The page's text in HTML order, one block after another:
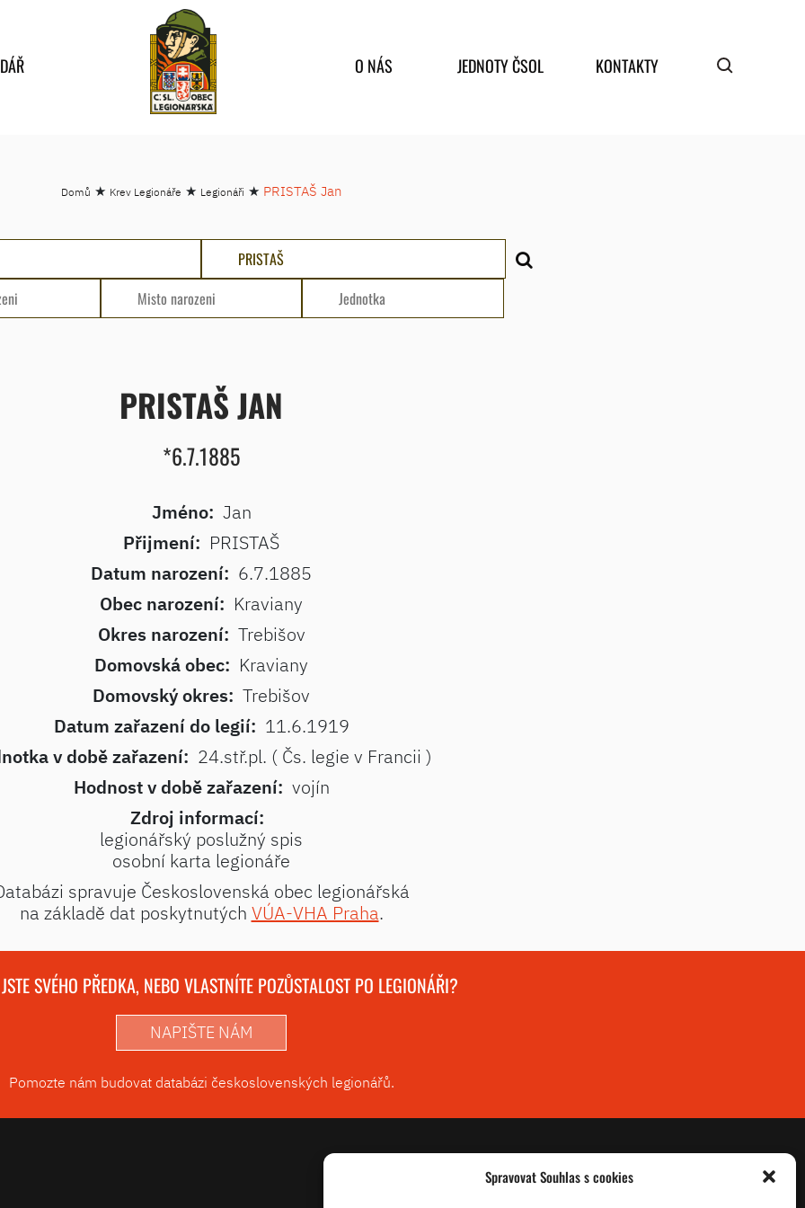
Spravovat Souhlas s cookies
O NÁS JEDNOTY ČSOL KONTAKTY
Domů ★ Krev Legionáře ★ Legionáři ★ PRISTAŠ Jan
PRISTAŠ JAN
*6.7.1885
Jméno: Jan
Přijmení: PRISTAŠ
Datum narození: 6.7.1885
Obec narození: Kraviany
Okres narození: Trebišov
Domovská obec: Kraviany
Domovský okres: Trebišov
Datum zařazení do legií: 11.6.1919
v době zařazení: 24.stř.pl. ( Čs. legie v Francii )
Hodnost v době zařazení: vojín
Zdroj informací:
legionářský poslužný spis
osobní karta legionáře
spravuje Československá obec legionářská
na základě dat poskytnutých VÚA-VHA Praha.
SVÉHO PŘEDKA, NEBO VLASTNÍTE POZŮSTALOST PO LEGIONÁŘI?
NAPIŠTE NÁM
Pomozte nám budovat databázi československých legionářů.